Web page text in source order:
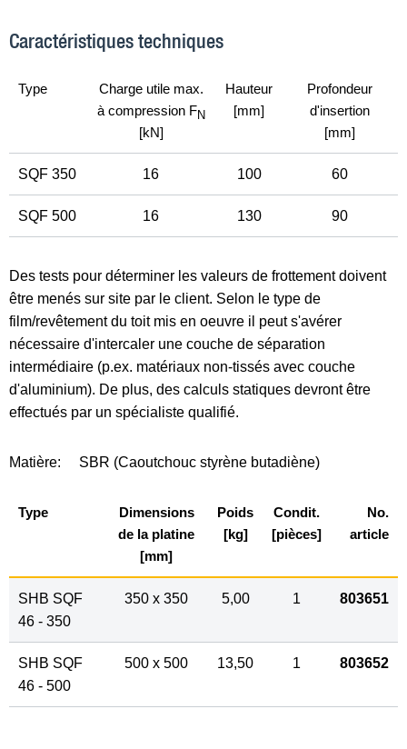
Caractéristiques techniques
Type
Charge utile max.
à compression FN
[kN]
Hauteur
[mm]
Profondeur
d'insertion
[mm]
SQF 350 16 100 60
SQF 500 16 130 90
Des tests pour déterminer les valeurs de frottement doivent
être menés sur site par le client. Selon le type de
film/revêtement du toit mis en oeuvre il peut s'avérer
nécessaire d'intercaler une couche de séparation
intermédiaire (p.ex. matériaux non-tissés avec couche
d'aluminium). De plus, des calculs statiques devront être
effectués par un spécialiste qualifié.
Matière: SBR (Caoutchouc styrène butadiène)
Type
Dimensions
de la platine
[mm]
Poids
[kg]
Condit.
[pièces]
No.
article
SHB SQF
46 - 350
350 x 350 5,00 1 803651
SHB SQF
46 - 500
500 x 500 13,50 1 803652